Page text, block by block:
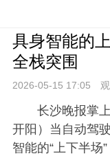
具身智能的
全栈突围
2026-05-15 17:05
长沙晚报掌
开阳）当自动驾
智能的“上下半场